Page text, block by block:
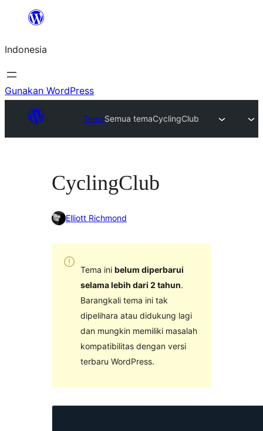
Lewati
konten
Indonesia
Gunakan WordPress
TemaSemua temaCyclingClub
CyclingClub
Elliott Richmond
Tema ini belum diperbarui
selama lebih dari 2 tahun.
Barangkali tema ini tak
dipelihara atau didukung lagi
dan mungkin memiliki masalah
kompatibilitas dengan versi
terbaru WordPress.